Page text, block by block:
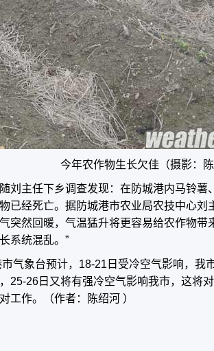
今年农作物生长欠佳（摄影：
刘主任下乡调查发现：在防城港内马铃薯
已经死亡。据防城港市农业局农技中心刘
突然回暖，气温猛升将更容易给农作物带
系统混乱。”
气象台预计，18-21日受冷空气影响，我
25-26日又将有强冷空气影响我市，这将
工作。（作者：陈绍河 ）